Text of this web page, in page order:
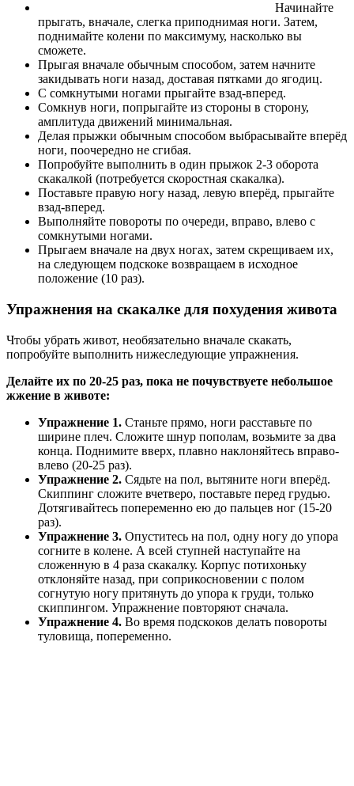
Начинайте
прыгать, вначале, слегка приподнимая ноги. Затем,
поднимайте колени по максимуму, насколько вы
сможете.
Прыгая вначале обычным способом, затем начните
закидывать ноги назад, доставая пятками до ягодиц.
С сомкнутыми ногами прыгайте взад-вперед.
Сомкнув ноги, попрыгайте из стороны в сторону,
амплитуда движений минимальная.
Делая прыжки обычным способом выбрасывайте вперёд
ноги, поочередно не сгибая.
Попробуйте выполнить в один прыжок 2-3 оборота
скакалкой (потребуется скоростная скакалка).
Поставьте правую ногу назад, левую вперёд, прыгайте
взад-вперед.
Выполняйте повороты по очереди, вправо, влево с
сомкнутыми ногами.
Прыгаем вначале на двух ногах, затем скрещиваем их,
на следующем подскоке возвращаем в исходное
положение (10 раз).
Упражнения на скакалке для похудения живота
Чтобы убрать живот, необязательно вначале скакать,
попробуйте выполнить нижеследующие упражнения.
Делайте их по 20-25 раз, пока не почувствуете небольшое
жжение в животе:
Упражнение 1. Станьте прямо, ноги расставьте по
ширине плеч. Сложите шнур пополам, возьмите за два
конца. Поднимите вверх, плавно наклоняйтесь вправо-
влево (20-25 раз).
Упражнение 2. Сядьте на пол, вытяните ноги вперёд.
Скиппинг сложите вчетверо, поставьте перед грудью.
Дотягивайтесь попеременно ею до пальцев ног (15-20
раз).
Упражнение 3. Опуститесь на пол, одну ногу до упора
согните в колене. А всей ступней наступайте на
сложенную в 4 раза скакалку. Корпус потихоньку
отклоняйте назад, при соприкосновении с полом
согнутую ногу притянуть до упора к груди, только
скиппингом. Упражнение повторяют сначала.
Упражнение 4. Во время подскоков делать повороты
туловища, попеременно.